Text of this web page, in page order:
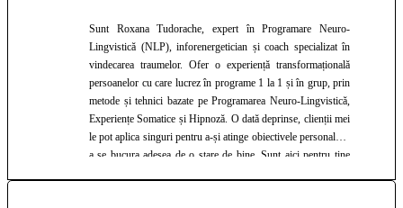
Sunt Roxana Tudorache, expert în Programare Neuro-
Lingvistică (NLP), inforenergetician și coach specializat în
vindecarea traumelor. Ofer o experiență transformațională
persoanelor cu care lucrez în programe 1 la 1 și în grup, prin
metode și tehnici bazate pe Programarea Neuro-Lingvistică,
Experiențe Somatice și Hipnoză. O dată deprinse, clienții mei
le pot aplica singuri pentru a-și atinge obiectivele personale și
a se bucura adesea de o stare de bine. Sunt aici pentru tine